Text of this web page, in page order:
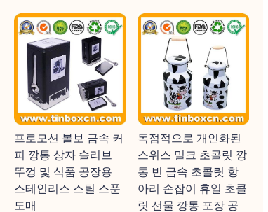
프로모션 볼보 금속 커
피 깡통 상자 슬리브
뚜껑 및 식품 공장용
스테인리스 스틸 스푼
도매
독점적으로 개인화된
스위스 밀크 초콜릿 깡
통 빈 금속 초콜릿 항
아리 손잡이 휴일 초콜
릿 선물 깡통 포장 공